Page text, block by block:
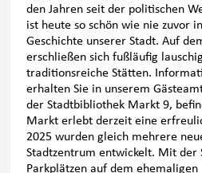
den Jahren seit der politischen
ist heute so schön wie nie zuvor
Geschichte unserer Stadt. Auf
erschließen sich fußläufig
traditionsreiche Stätten.
erhalten Sie in unserem
der Stadtbibliothek Markt 9,
Markt erlebt derzeit eine
2025 wurden gleich mehrere
Stadtzentrum entwickelt. Mit der
Parkplätzen auf dem ehemaligen